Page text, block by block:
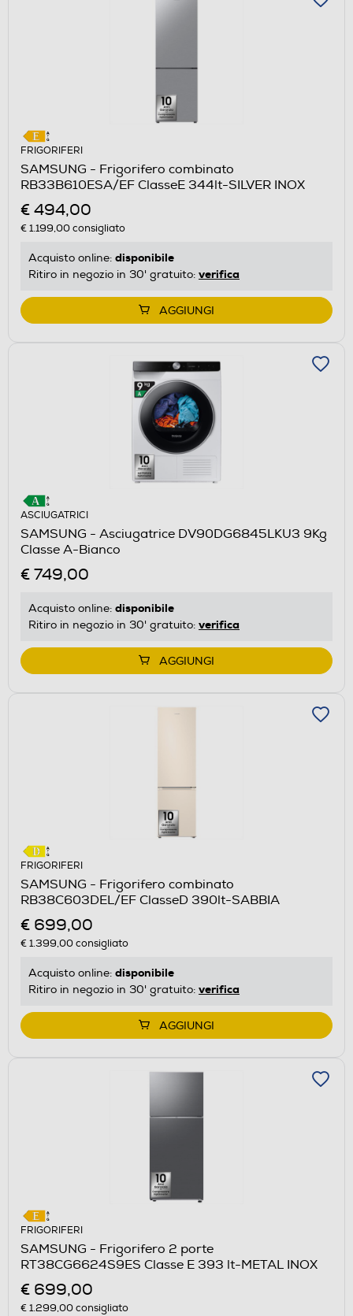
FRIGORIFERI
SAMSUNG - Frigorifero combinato
RB33B610ESA/EF ClasseE 344lt-SILVER INOX
€ 494,00
€ 1.199,00consigliato
Acquisto online: disponibile
Ritiro in negozio in 30' gratuito: verifica
AGGIUNGI
ASCIUGATRICI
SAMSUNG - Asciugatrice DV90DG6845LKU3 9Kg
Classe A-Bianco
€ 749,00
Acquisto online: disponibile
Ritiro in negozio in 30' gratuito: verifica
AGGIUNGI
FRIGORIFERI
SAMSUNG - Frigorifero combinato
RB38C603DEL/EF ClasseD 390lt-SABBIA
€ 699,00
€ 1.399,00consigliato
Acquisto online: disponibile
Ritiro in negozio in 30' gratuito: verifica
AGGIUNGI
FRIGORIFERI
SAMSUNG - Frigorifero 2 porte
RT38CG6624S9ES Classe E 393 lt-METAL INOX
€ 699,00
€ 1.299,00consigliato